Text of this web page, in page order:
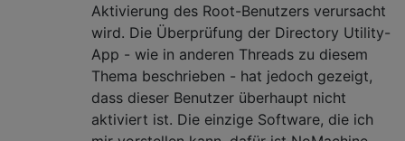
Aktivierung des Root-Benutzers verursacht
wird. Die Überprüfung der Directory Utility-
App - wie in anderen Threads zu diesem
Thema beschrieben - hat jedoch gezeigt,
dass dieser Benutzer überhaupt nicht
aktiviert ist. Die einzige Software, die ich